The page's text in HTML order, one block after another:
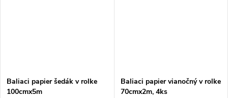
Baliaci papier šedák v rolke
100cmx5m
Baliaci papier vianočný v rolke
70cmx2m, 4ks